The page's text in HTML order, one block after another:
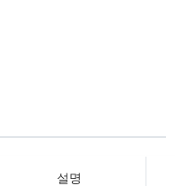
설명